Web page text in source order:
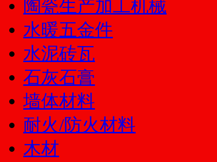
陶瓷生产加工机械
水暖五金件
水泥砖瓦
石灰石膏
墙体材料
耐火/防火材料
木材